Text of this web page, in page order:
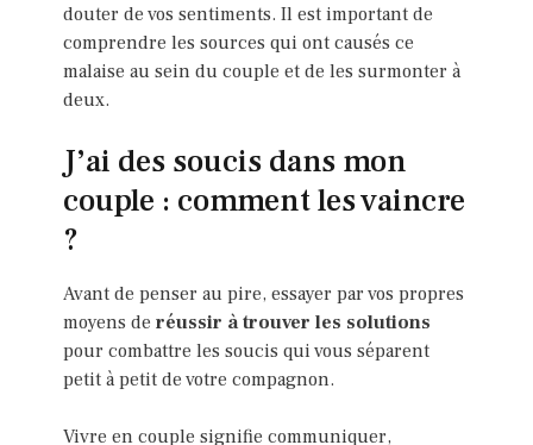
douter de vos sentiments. Il est important de
comprendre les sources qui ont causés ce
malaise au sein du couple et de les surmonter à
deux.
J’ai des soucis dans mon
couple : comment les vaincre
?
Avant de penser au pire, essayer par vos propres
moyens de réussir à trouver les solutions
pour combattre les soucis qui vous séparent
petit à petit de votre compagnon.
Vivre en couple signifie communiquer,